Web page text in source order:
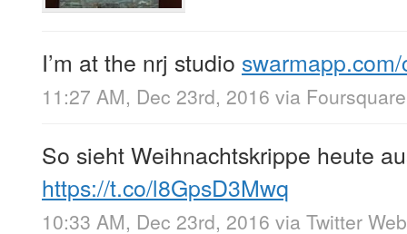
I’m at the nrj studio
11:27 AM, Dec 23rd, 2016 via Foursquare
So sieht Weihnachtskrippe heute
https://t.co/l8GpsD3Mwq
10:33 AM, Dec 23rd, 2016 via Twitter